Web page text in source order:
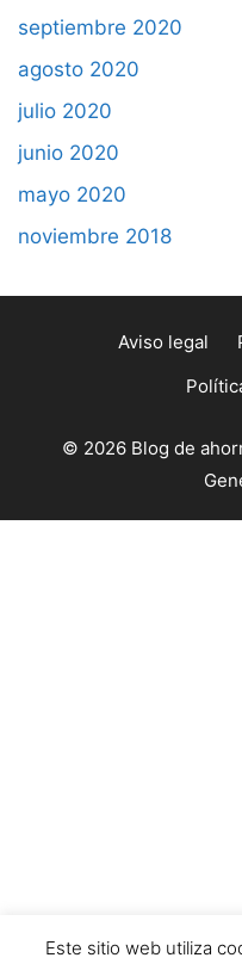
septiembre 2020
agosto 2020
julio 2020
junio 2020
mayo 2020
noviembre 2018
Aviso legal
© 2026 Blog de
Este sitio web utiliza